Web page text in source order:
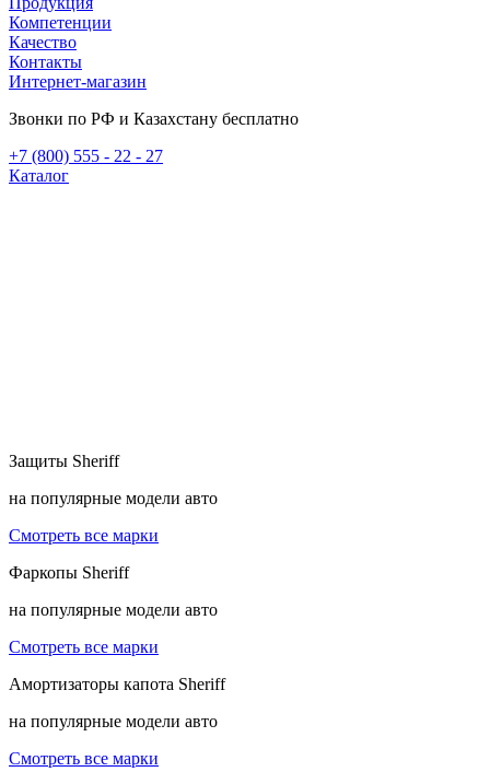
Компетенции
Качество
Контакты
Интернет-магазин
Звонки по РФ и Казахстану бесплатно
+7 (800) 555 - 22 - 27
Каталог
Защиты Sheriff
на популярные модели авто
Смотреть все марки
Фаркопы Sheriff
на популярные модели авто
Смотреть все марки
Амортизаторы капота Sheriff
на популярные модели авто
Смотреть все марки